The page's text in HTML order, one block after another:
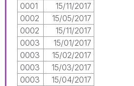
0001
15/11/2017
0002
15/05/2017
0002
15/11/2017
0003
15/01/2017
0003
15/02/2017
0003
15/03/2017
0003
15/04/2017